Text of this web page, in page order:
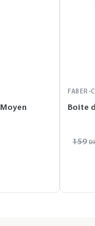
FABER-
Boite
159